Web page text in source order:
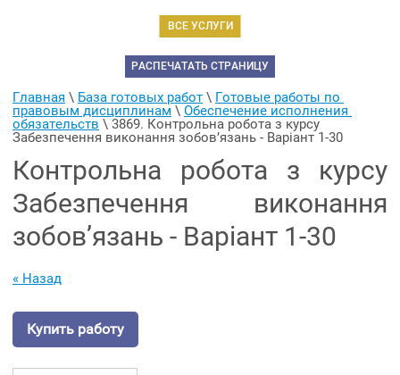
ВСЕ УСЛУГИ
РАСПЕЧАТАТЬ СТРАНИЦУ
Главная \ База готовых работ \ Готовые работы по
правовым дисциплинам \ Обеспечение исполнения
обязательств \ 3869. Контрольна робота з курсу
Забезпечення виконання зобов’язань - Варіант 1-30
Контрольна робота з курсу
Забезпечення виконання
зобов’язань - Варіант 1-30
« Назад
Купить работу